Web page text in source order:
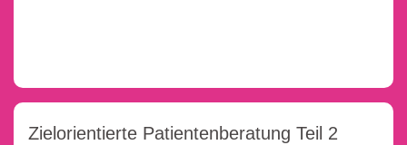
Zielorientierte Patientenberatung Teil 2